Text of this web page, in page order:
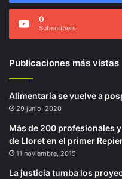
0
Subscribers
Publicaciones más vistas
Alimentaria se vuelve a
29 junio, 2020
Más de 200 profesionales
de Lloret en el primer
11 noviembre, 2015
La justicia tumba los